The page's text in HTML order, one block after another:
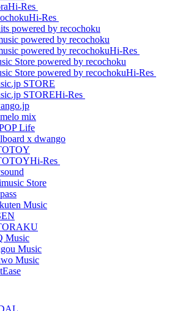
Hi-Res
Hi-Res
Hi-Res
Hi-Res
Hi-Res
Hi-Res